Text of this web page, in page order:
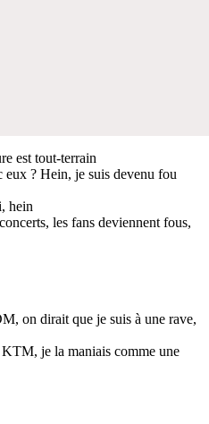
est tout-terrain
eux ? Hein, je suis devenu fou
hein
les fans deviennent fous,
on dirait que je suis à une rave,
je la maniais comme une